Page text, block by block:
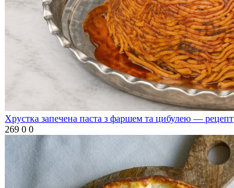
Хрустка запечена паста з фаршем та цибулею — рецепт
269 0 0